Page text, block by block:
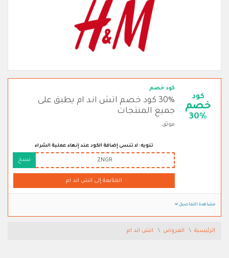
كود
خصم
30%
كود خصم
30% كود خصم اتش اند ام يطبق على
جميع المنتجات
موثق
تنويه: لا تنسى إضافة الكود عند إنهاء عملية الشراء
ZNGR نسخ
المتابعة إلى اتش اند ام
مشاهدة التفاصيل
الرئيسية العروض اتش اند ام